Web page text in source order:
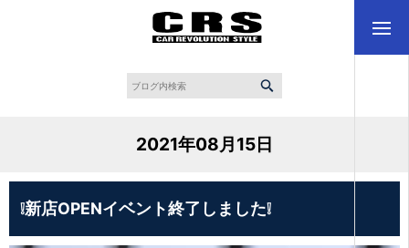
2021年08月15日
❕新店OPENイベント終了しました❕